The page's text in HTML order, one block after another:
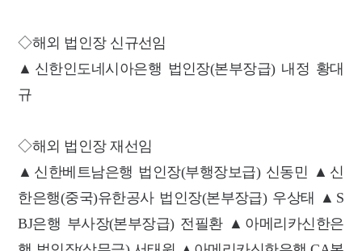
◇해외 법인장 신규선임
▲신한인도네시아은행 법인장(본부장급) 내정 황대
규
◇해외 법인장 재선임
▲신한베트남은행 법인장(부행장보급) 신동민 ▲신
한은행(중국)유한공사 법인장(본부장급) 우상태 ▲S
BJ은행 부사장(본부장급) 전필환 ▲아메리카신한은